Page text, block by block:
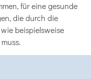
für eine gesunde
die durch die
beispielsweise